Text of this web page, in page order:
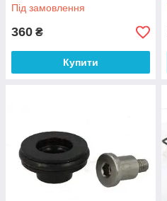
Під замовлення
360 ₴
Купити